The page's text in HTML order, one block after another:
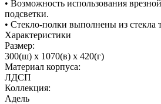
• Возможность использования
подсветки.
• Стекло-полки выполнены из
Характеристики
Размер:
300(ш) x 1070(в) x 420(г)
Материал корпуса:
ЛДСП
Коллекция:
Адель